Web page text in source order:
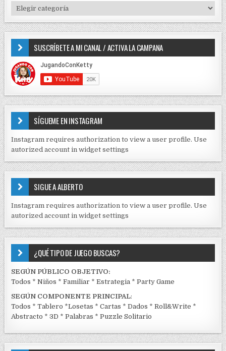
r
:
I
P
D
E
C
N
T
I
D
S
E
J
C
K
SUSCRÍBETE A MI CANAL / ACTIVA LA CAMPANA
SÍGUEME EN INSTAGRAM
Instagram requires authorization to view a user profile. Use
autorized account in widget settings
SIGUE A ALBERTO
Instagram requires authorization to view a user profile. Use
autorized account in widget settings
¿QUÉ TIPO DE JUEGO BUSCAS?
SEGÚN PÚBLICO OBJETIVO:
Todos *Niños *Familiar *Estrategia *Party Game
SEGÚN COMPONENTE PRINCIPAL:
Todos *Tablero *Losetas *Cartas *Dados *Roll&Write *
Abstracto *3D *Palabras *Puzzle Solitario